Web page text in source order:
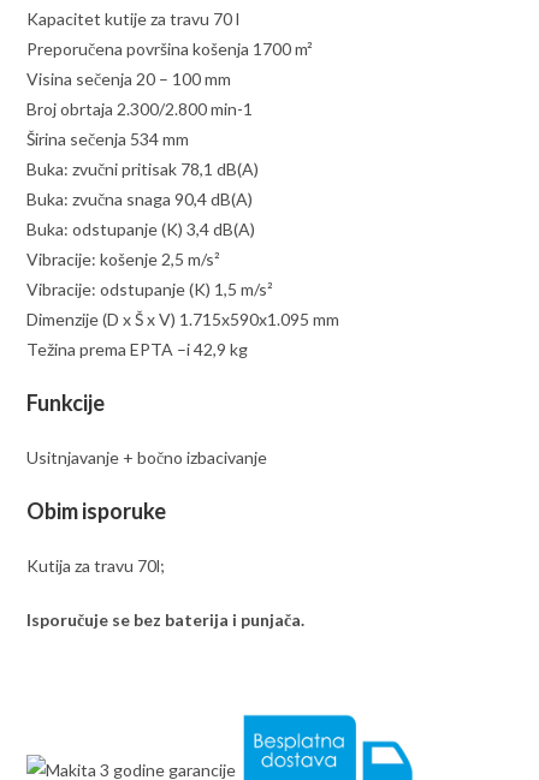
Kapacitet kutije za travu 70 l
Preporučena površina košenja 1700 m²
Visina sečenja 20 – 100 mm
Broj obrtaja 2.300/2.800 min-1
Širina sečenja 534 mm
Buka: zvučni pritisak 78,1 dB(A)
Buka: zvučna snaga 90,4 dB(A)
Buka: odstupanje (K) 3,4 dB(A)
Vibracije: košenje 2,5 m/s²
Vibracije: odstupanje (K) 1,5 m/s²
Dimenzije (D x Š x V) 1.715x590x1.095 mm
Težina prema EPTA –i 42,9 kg
Funkcije
Usitnjavanje + bočno izbacivanje
Obim isporuke
Kutija za travu 70l;
Isporučuje se bez baterija i punjača.